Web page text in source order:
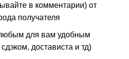
в комментарии) от
получателя
для вам удобным
достависта и тд)